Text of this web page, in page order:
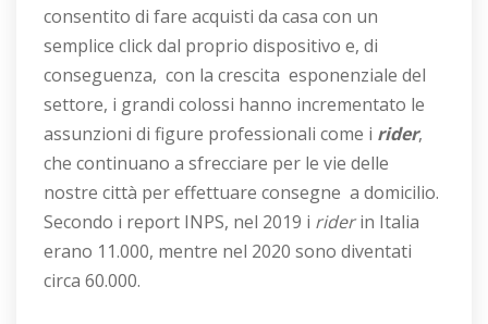
consentito di fare acquisti da casa con un
semplice click dal proprio dispositivo e, di
conseguenza, con la crescita esponenziale del
settore, i grandi colossi hanno incrementato le
assunzioni di figure professionali come i rider,
che continuano a sfrecciare per le vie delle
nostre città per effettuare consegne a domicilio.
Secondo i report INPS, nel 2019 i riderin Italia
erano 11.000, mentre nel 2020 sono diventati
circa 60.000.